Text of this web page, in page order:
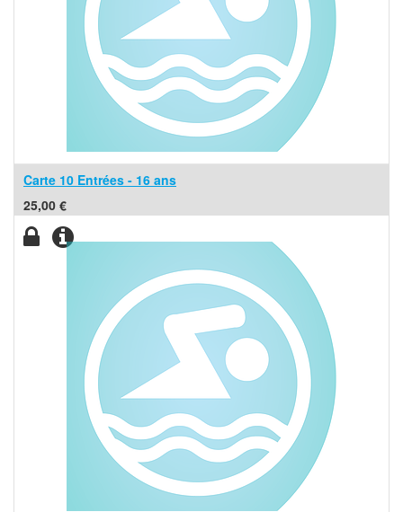
Carte 10 Entrées - 16 ans
25,00 €